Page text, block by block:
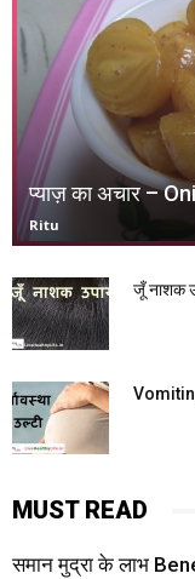
प्याज़ का अचार –
Ritu
जूँ नाशक
MUST READ
समान मुद्रा के लाभ